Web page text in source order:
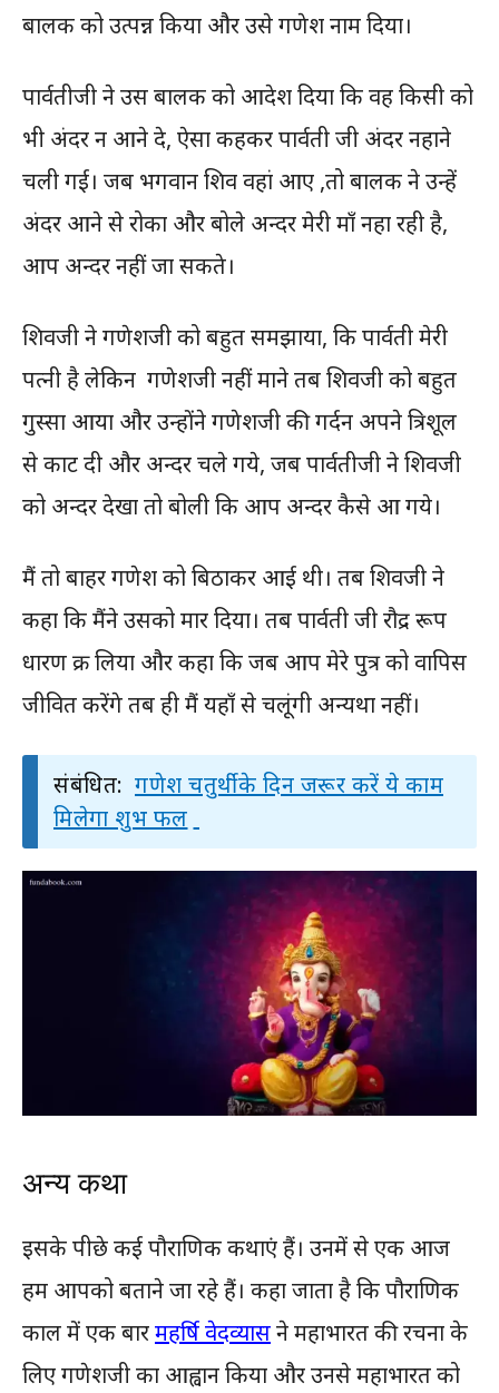
बालक को उत्पन्न किया और उसे गणेश नाम दिया।
पार्वतीजी ने उस बालक को आदेश दिया कि वह किसी को
भी अंदर न आने दे, ऐसा कहकर पार्वती जी अंदर नहाने
चली गई। जब भगवान शिव वहां आए ,तो बालक ने उन्हें
अंदर आने से रोका और बोले अन्दर मेरी माँ नहा रही है,
आप अन्दर नहीं जा सकते।
शिवजी ने गणेशजी को बहुत समझाया, कि पार्वती मेरी
पत्नी है लेकिन गणेशजी नहीं माने तब शिवजी को बहुत
गुस्सा आया और उन्होंने गणेशजी की गर्दन अपने त्रिशूल
से काट दी और अन्दर चले गये, जब पार्वतीजी ने शिवजी
को अन्दर देखा तो बोली कि आप अन्दर कैसे आ गये।
मैं तो बाहर गणेश को बिठाकर आई थी। तब शिवजी ने
कहा कि मैंने उसको मार दिया। तब पार्वती जी रौद्र रूप
धारण क्र लिया और कहा कि जब आप मेरे पुत्र को वापिस
जीवित करेंगे तब ही मैं यहाँ से चलूंगी अन्यथा नहीं।
संबंधित: गणेश चतुर्थी के दिन जरूर करें ये काम
मिलेगा शुभ फल
अन्य कथा
इसके पीछे कई पौराणिक कथाएं हैं। उनमें से एक आज
हम आपको बताने जा रहे हैं। कहा जाता है कि पौराणिक
काल में एक बारमहर्षि वेदव्यासने महाभारत की रचना के
लिए गणेशजी का आह्वान किया और उनसे महाभारत को